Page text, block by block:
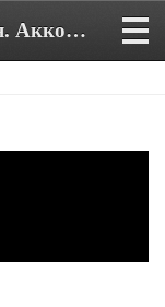
ГрассМейстер: Белая песня. Аккорды и текст песни в тональности Em